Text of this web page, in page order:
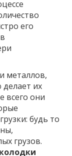
его
металлов,
делает их
всего они
будь то
грузов.